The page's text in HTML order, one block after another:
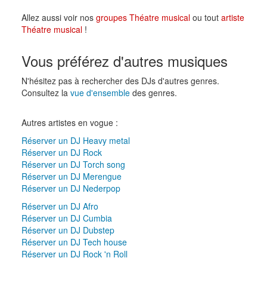
Allez aussi voir nos groupes Théatre musicalou tout artiste
Théatre musical!
Vous préférez d'autres musiques
N'hésitez pas à rechercher des DJs d'autres genres.
Consultez la vue d'ensembledes genres.
Autres artistes en vogue :
Réserver un DJ Heavy metal
Réserver un DJ Rock
Réserver un DJ Torch song
Réserver un DJ Merengue
Réserver un DJ Nederpop
Réserver un DJ Afro
Réserver un DJ Cumbia
Réserver un DJ Dubstep
Réserver un DJ Tech house
Réserver un DJ Rock 'n Roll